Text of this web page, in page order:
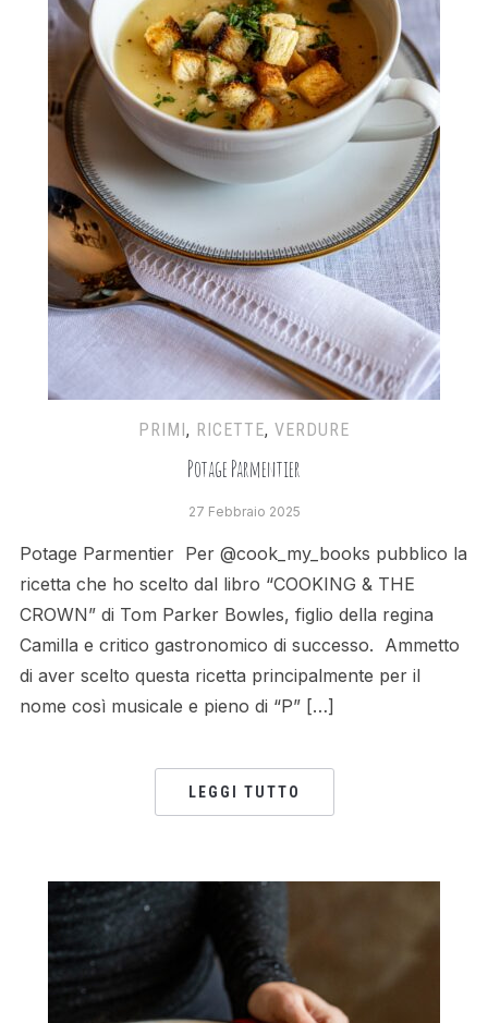
PRIMI, RICETTE, VERDURE
Potage Parmentier
27 Febbraio 2025
Potage Parmentier Per @cook_my_books pubblico la
ricetta che ho scelto dal libro “COOKING & THE
CROWN” di Tom Parker Bowles, figlio della regina
Camilla e critico gastronomico di successo. Ammetto
di aver scelto questa ricetta principalmente per il
nome così musicale e pieno di “P” […]
LEGGI TUTTO